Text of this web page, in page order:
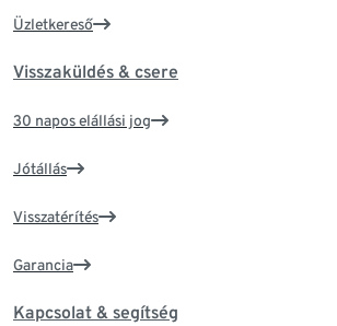
Üzletkereső
Visszaküldés & csere
30 napos elállási jog
Jótállás
Visszatérítés
Garancia
Kapcsolat & segítség